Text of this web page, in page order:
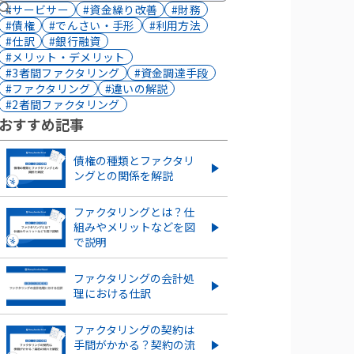
#サービサー #資金繰り改善
#財務
#債権
#でんさい・手形
#利用方法
#仕訳
#銀行融資
#メリット・デメリット
#3者間ファクタリング
#資金調達手段
#ファクタリング
#違いの解説
#2者間ファクタリング
すすめ記事
債権の種類とファクタリ
ングとの関係を解説
ファクタリングとは？仕
組みやメリットなどを図
で説明
ファクタリングの会計処
理における仕訳
ファクタリングの契約は
手間がかかる？契約の流